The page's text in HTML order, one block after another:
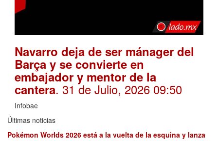
Navarro deja de ser mánager del
Barça y se convierte en
embajador y mentor de la
cantera. 31 de Julio, 2026 09:50
Infobae
Últimas noticias
Pokémon Worlds 2026 está a la vuelta de la esquina y lanza